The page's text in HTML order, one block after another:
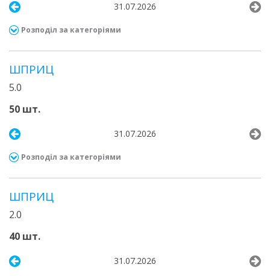
31.07.2026
Розподіл за категоріями
ШПРИЦ
5.0
50 шт.
31.07.2026
Розподіл за категоріями
ШПРИЦ
2.0
40 шт.
31.07.2026